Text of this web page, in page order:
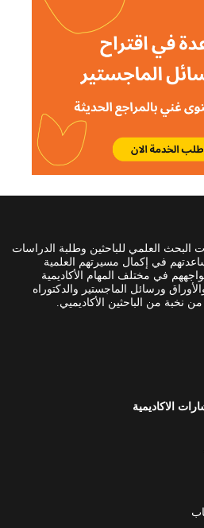
العلمي للباحثين وطلبة الدراسات
في إكمال مسيرتهم العلمية
في مختلف المهام الأكاديمية
ورسائل الماجستير والدكتوراه
نخبة من الباحثين الأكاديميي.
الاكاديمية